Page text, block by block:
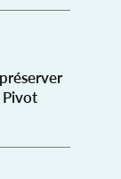
Pivot